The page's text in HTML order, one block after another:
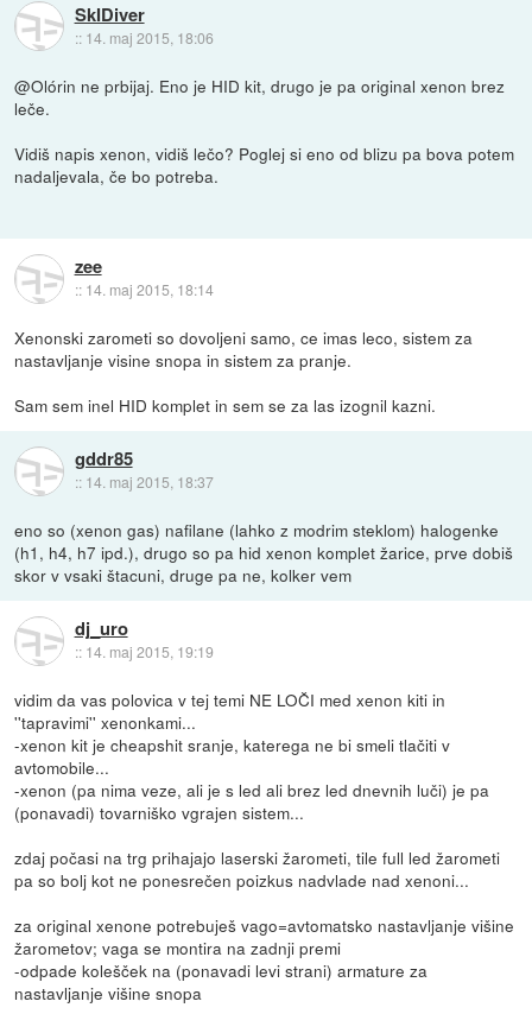
SkIDiver
:: 14. maj 2015, 18:06
@Olórin ne prbijaj. Eno je HID kit, drugo je pa original xenon brez
leče.
Vidiš napis xenon, vidiš lečo? Poglej si eno od blizu pa bova potem
nadaljevala, če bo potreba.
zee
:: 14. maj 2015, 18:14
Xenonski zarometi so dovoljeni samo, ce imas leco, sistem za
nastavljanje visine snopa in sistem za pranje.
Sam sem inel HID komplet in sem se za las izognil kazni.
gddr85
:: 14. maj 2015, 18:37
eno so (xenon gas) nafilane (lahko z modrim steklom) halogenke
(h1, h4, h7 ipd.), drugo so pa hid xenon komplet žarice, prve dobiš
skor v vsaki štacuni, druge pa ne, kolker vem
dj_uro
:: 14. maj 2015, 19:19
vidim da vas polovica v tej temi NE LOČI med xenon kiti in
''tapravimi'' xenonkami...
-xenon kit je cheapshit sranje, katerega ne bi smeli tlačiti v
avtomobile...
-xenon (pa nima veze, ali je s led ali brez led dnevnih luči) je pa
(ponavadi) tovarniško vgrajen sistem...
zdaj počasi na trg prihajajo laserski žarometi, tile full led žarometi
pa so bolj kot ne ponesrečen poizkus nadvlade nad xenoni...
za original xenone potrebuješ vago=avtomatsko nastavljanje višine
žarometov; vaga se montira na zadnji premi
-odpade kolešček na (ponavadi levi strani) armature za
nastavljanje višine snopa